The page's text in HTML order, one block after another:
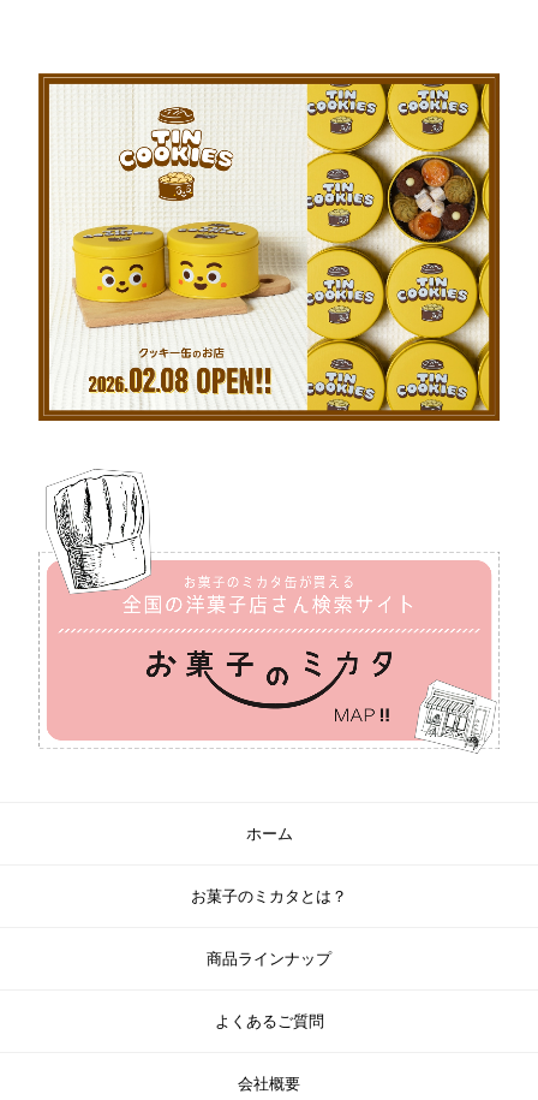
ホーム
お菓子のミカタとは？
商品ラインナップ
よくあるご質問
会社概要